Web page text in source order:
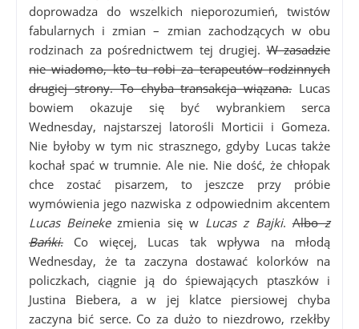
doprowadza do wszelkich nieporozumień, twistów
fabularnych i zmian – zmian zachodzących w obu
rodzinach za pośrednictwem tej drugiej.W zasadzie
nie wiadomo, kto tu robi za terapeutów rodzinnych
drugiej strony. To chyba transakcja wiązana.Lucas
bowiem okazuje się być wybrankiem serca
Wednesday, najstarszej latorośli Morticii i Gomeza.
Nie byłoby w tym nic strasznego, gdyby Lucas także
kochał spać w trumnie. Ale nie. Nie dość, że chłopak
chce zostać pisarzem, to jeszcze przy próbie
wymówienia jego nazwiska z odpowiednim akcentem
Lucas Beinekezmienia się w Lucas z Bajki.Alboz
Bańki. Co więcej, Lucas tak wpływa na młodą
Wednesday, że ta zaczyna dostawać kolorków na
policzkach, ciągnie ją do śpiewających ptaszków i
Justina Biebera, a w jej klatce piersiowej chyba
zaczyna bić serce. Co za dużo to niezdrowo, rzekłby